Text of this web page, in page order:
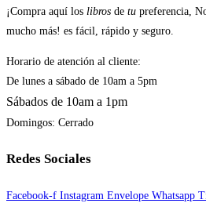
¡Compra aquí los libros de tu preferencia,
mucho más! es fácil, rápido y seguro.
Horario de atención al cliente:
De lunes a sábado de 10am a 5pm
Sábados de 10am a 1pm
Domingos: Cerrado
Redes Sociales
Facebook-f Instagram Envelope Whatsapp